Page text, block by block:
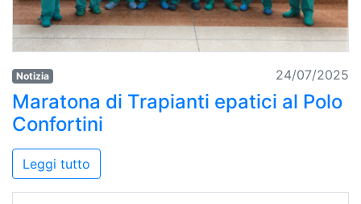
24/07/2025
Notizia
Maratona di Trapianti epatici al Polo
Confortini
Leggi tutto